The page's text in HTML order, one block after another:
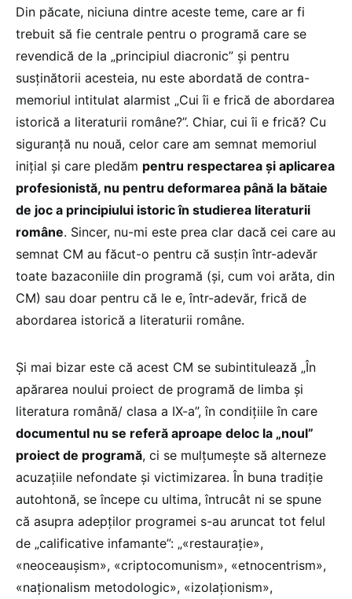
Din păcate, niciuna dintre aceste teme, care ar fi
trebuit să fie centrale pentru o programă care se
revendică de la „principiul diacronic” și pentru
susținătorii acesteia, nu este abordată de contra-
memoriul intitulat alarmist „Cui îi e frică de abordarea
istorică a literaturii române?”. Chiar, cui îi e frică? Cu
siguranță nu nouă, celor care am semnat memoriul
inițial și care pledăm pentru respectarea și aplicarea
profesionistă, nu pentru deformarea până la bătaie
de joc a principiului istoric în studierea literaturii
române. Sincer, nu-mi este prea clar dacă cei care au
semnat CM au făcut-o pentru că susțin într-adevăr
toate bazaconiile din programă (și, cum voi arăta, din
CM) sau doar pentru că le e, într-adevăr, frică de
abordarea istorică a literaturii române.
Și mai bizar este că acest CM se subintitulează „În
apărarea noului proiect de programă de limba și
literatura română/ clasa a IX-a”, în condițiile în care
documentul nu se referă aproape deloc la „noul”
proiect de programă, ci se mulțumește să alterneze
acuzațiile nefondate și victimizarea. În buna tradiție
autohtonă, se începe cu ultima, întrucât ni se spune
că asupra adepților programei s-au aruncat tot felul
de „calificative infamante”: „«restaurație»,
«neoceaușism», «criptocomunism», «etnocentrism»,
«naționalism metodologic», «izolaționism»,